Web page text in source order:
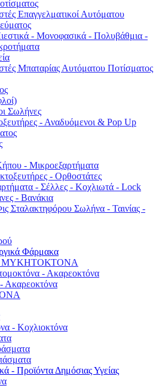
Επαγγελματικοί Αυτόματου
- Μονοφασικά - Πολυβάθμια -
Μπαταρίας Αυτόματου Ποτίσματος
Σωλήνες
- Αναδυόμενοι & Pop Up
- Μικροεξαρτήματα
- Ορθοστάτες
- Σέλλες - Κοχλιωτά - Lock
- Βανάκια
Σταλακτηφόρου Σωλήνα - Ταινίας -
Φάρμακα
ΜΥΚΗΤΟΚΤΟΝΑ
- Ακαρεοκτόνα
Ακαρεοκτόνα
- Κοχλιοκτόνα
- Προϊόντα Δημόσιας Υγείας